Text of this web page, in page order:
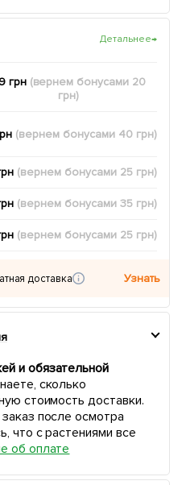
Детальнее→
грн (вернем бонусами 20
грн)
(вернем бонусами 40 грн)
(вернем бонусами 25 грн)
(вернем бонусами35 грн)
(вернем бонусами 25 грн)
доставка Узнать
и обязательной
сколько
стоимость доставки.
после осмотра
что с растениями все
об оплате